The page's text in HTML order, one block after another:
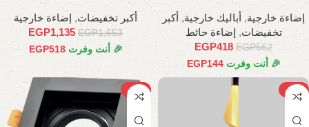
إضاءة خارجية, أباليك خارجية, أكبر
تخفيضات, إضاءة حائط
EGP562
EGP418
🎉 أنت وفرت EGP144
أكبر تخفيضات,إضاءة خارجية
EGP1,653
EGP1,135
🎉 أنت وفرت EGP518
-30%
-27%